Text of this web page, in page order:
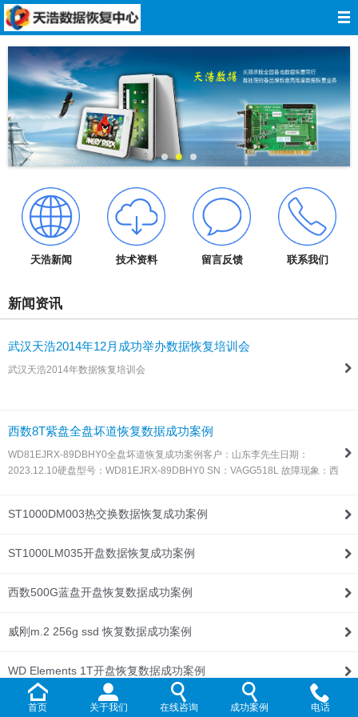
天浩新闻 技术资料 留言反馈 联系我们
新闻资讯
武汉天浩2014年12月成功举办数据恢复培训会
武汉天浩2014年数据恢复培训会
西数8T紫盘全盘坏道恢复数据成功案例
WD81EJRX-89DBHY0全盘坏道恢复成功案例客户：山东李先生日期：
2023.12.10硬盘型号：WD81EJRX-89DBHY0 SN：VAGG518L 故障现象：西
ST1000DM003热交换数据恢复成功案例
ST1000LM035开盘数据恢复成功案例
西数500G蓝盘开盘恢复数据成功案例
威刚m.2 256g ssd 恢复数据成功案例
WD Elements 1T开盘恢复数据成功案例
WD My Passport 2T开盘恢复数据成功案例
首页 关于我们 在线咨询 成功案例 电话
网站导航
关于我们
数据恢复
服务承诺
技术资料
成功案例
在线留言